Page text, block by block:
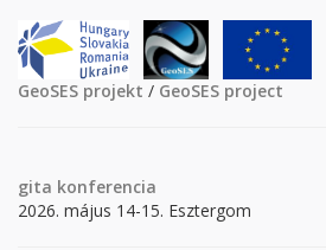
GeoSES projekt / GeoSES project
gita konferencia
2026. május 14-15. Esztergom